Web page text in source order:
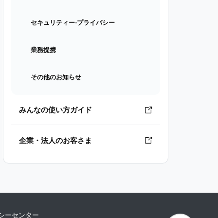
セキュリティー⋅プライバシー
業務提携
その他のお知らせ
みんなの使い方ガイド
企業・法人のお客さま
ーセンター